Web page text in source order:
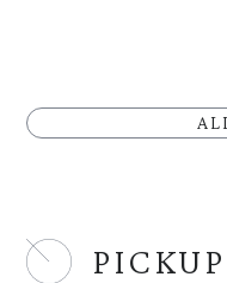
PICKUP